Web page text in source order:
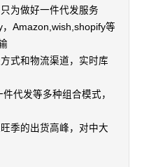
为做好一件代发服务
Amazon,wish,shopify等
式和物流渠道，实时库
代发等多种组合模式，
季的出货高峰，对中大